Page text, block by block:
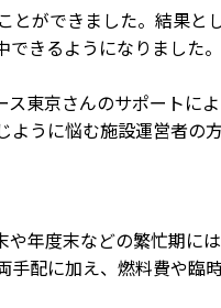
ができました。結果
きるようになりました。
東京さんのサポートに
うに悩む施設運営者の
年度末などの繁忙期
配に加え、燃料費や